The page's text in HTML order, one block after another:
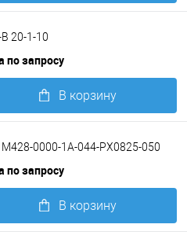
B 20-1-10
по запросу
В корзину
M428-0000-1A-044-PX0825-050
по запросу
В корзину